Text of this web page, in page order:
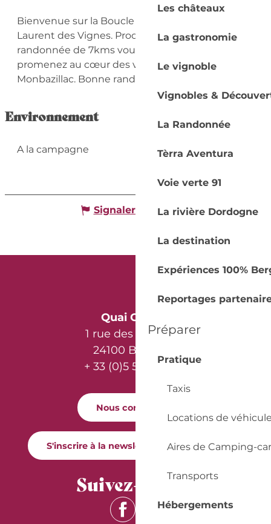
Les châteaux
La gastronomie
Le vignoble
Vignobles &
La Randonnée
Tèrra Aventura
Voie verte 91
La rivière Dordogne
La destination
Expériences 100%
Reportages
Préparer
Pratique
Taxis
Locations de
Aires de Camping-car
Transports
Hébergements
Description
Bienvenue sur la Boucle de la Fontaine à Saint
Laurent des Vignes. Proche de Bergerac, cette
randonnée de 7kms vous invite a vous
promenez au cœur des vignes de l'Appellation
Monbazillac. Bonne randonnée
Environnement
A la campagne
Signaler une erreur
Quai Cyrano
1 rue des Récollets
24100 Bergerac
+ 33 (0)5 53 57 03 11
Nous contacter
S'inscrire à la newsletter Quai Cyrano
Suivez-nous !